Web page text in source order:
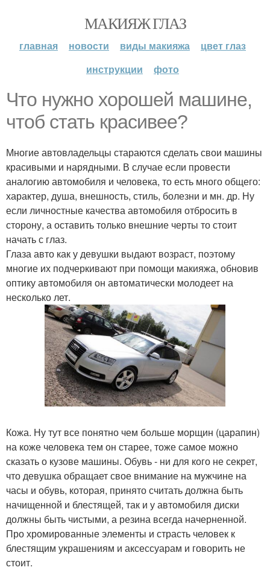
МАКИЯЖ ГЛАЗ
главная новости виды макияжа
цвет глаз
инструкции
фото
Что нужно хорошей машине,
чтоб стать красивее?
Многие автовладельцы стараются сделать свои машины
красивыми и нарядными. В случае если провести
аналогию автомобиля и человека, то есть много общего:
характер, душа, внешность, стиль, болезни и мн. др. Ну
если личностные качества автомобиля отбросить в
сторону, а оставить только внешние черты то стоит
начать с глаз.
Глаза авто как у девушки выдают возраст, поэтому
многие их подчеркивают при помощи макияжа, обновив
оптику автомобиля он автоматически молодеет на
несколько лет.
Кожа. Ну тут все понятно чем больше морщин (царапин)
на коже человека тем он старее, тоже самое можно
сказать о кузове машины. Обувь - ни для кого не секрет,
что девушка обращает свое внимание на мужчине на
часы и обувь, которая, принято считать должна быть
начищенной и блестящей, так и у автомобиля диски
должны быть чистыми, а резина всегда начерненной.
Про хромированные элементы и страсть человек к
блестящим украшениям и аксессуарам и говорить не
стоит.